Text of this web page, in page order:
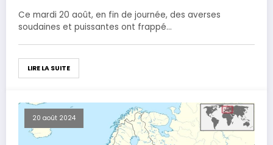
Ce mardi 20 août, en fin de journée, des averses
soudaines et puissantes ont frappé…
LIRE LA SUITE
20 août 2024